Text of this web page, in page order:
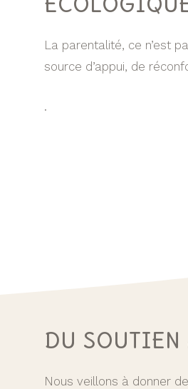
La parentalité, ce n’est
source d’appui, de
.
DU SOUTIEN
Nous veillons à donner